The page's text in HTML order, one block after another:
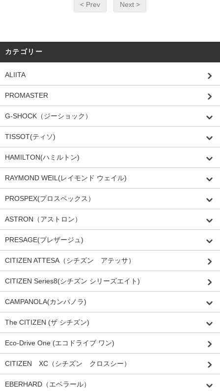
< Prev Next >
カテゴリー
ALIITA
PROMASTER
G-SHOCK（ジーショック）
TISSOT(ティソ)
HAMILTON(ハミルトン)
RAYMOND WEIL(レイモンド ウェイル)
PROSPEX(プロスペックス）
ASTRON（アストロン）
PRESAGE(プレザージュ)
CITIZEN ATTESA（シチズン アテッサ）
CITIZEN Series8(シチズン シリーズエイト)
CAMPANOLA(カンパノラ)
The CITIZEN (ザ シチズン)
Eco-Drive One (エコドライブ ワン)
CITIZEN XC（シチズン クロスシー）
EBERHARD（エベラール）